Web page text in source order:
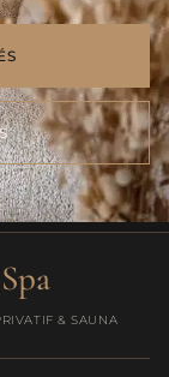
Spa
& SAUNA